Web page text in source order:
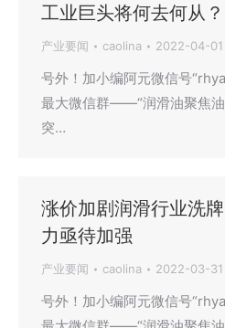
工业巨头将何去何从？
产业要闻 caolina 2022-04-01
号外！加小编阿元微信号
最大微信群——“润滑油聚焦
突…
涨价加剧润滑行业洗
力亟待加强
产业要闻 caolina 2022-03-31
号外！加小编阿元微信号